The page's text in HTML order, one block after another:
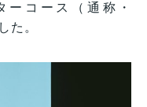
ーコース（通称・
た。